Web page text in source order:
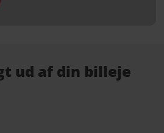
ud af din billeje